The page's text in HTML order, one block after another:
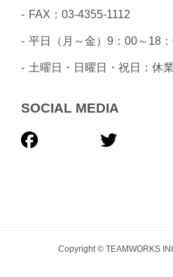
FAX：03-4355-1112
平日（月～金）9：00～18
土曜日・日曜日・祝日：休業
SOCIAL MEDIA
Copyright © TEAMWORKS